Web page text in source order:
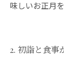
味しいお正月
2. 初詣と食事